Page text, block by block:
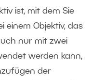
ist, mit dem Sie
einem Objektiv, das
nur mit zwei
werden kann,
der